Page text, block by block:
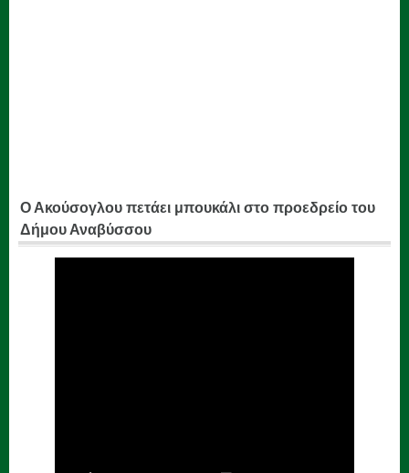
Ο Ακούσογλου πετάει μπουκάλι στο προεδρείο του
Δήμου Αναβύσσου